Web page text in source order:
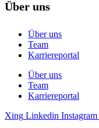
Über uns
Über uns
Team
Karriereportal
Über uns
Team
Karriereportal
Xing Linkedin Instagram